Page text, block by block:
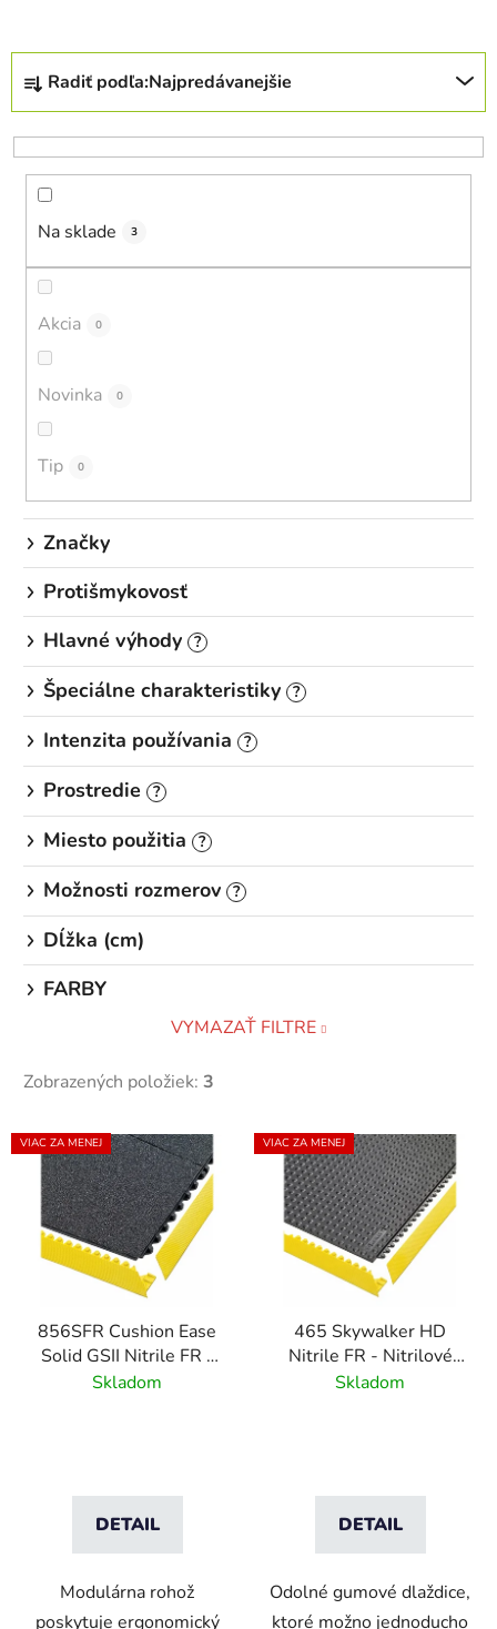
R
d
e
Radiť podľa:Najpredávanejšie
Na sklade 3
Akcia 0
Novinka 0
Tip 0
Značky
Protišmykovosť
Hlavné výhody ?
Špeciálne charakteristiky ?
Intenzita používania ?
Prostredie ?
Miesto použitia ?
Možnosti rozmerov ?
Dĺžka (cm)
FARBY
VYMAZAŤ FILTRE
Zobrazených položiek: 3
V
ý
VIAC ZA MENEJ
856SFR Cushion Ease
Solid GSII Nitrile FR -
Modulárna nitrilová
Skladom
DETAIL
Modulárna rohož
poskytuje ergonomický
VIAC ZA MENEJ
465 Skywalker HD
Nitrile FR - Nitrilové
protipožiarne gumové
Skladom
DETAIL
Odolné gumové dlaždice,
ktoré možno jednoducho